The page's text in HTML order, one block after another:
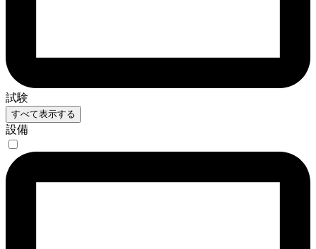
試験
すべて表示する
設備